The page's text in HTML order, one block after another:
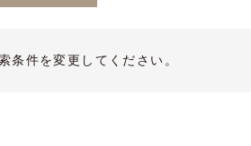
条件を変更してください。